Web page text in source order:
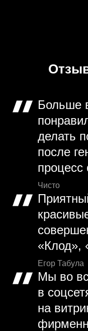
Больше
делать
после
процесс
Чисто
«Клод»,
Егор Табула
Мы во
в
на